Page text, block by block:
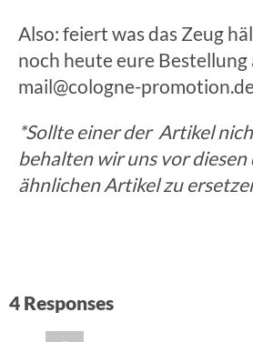
Also: feiert was das Zeug
noch heute eure Bestellung
mail@cologne-
*Sollte einer der Artikel
behalten wir uns vor
ähnlichen Artikel zu
4 Responses